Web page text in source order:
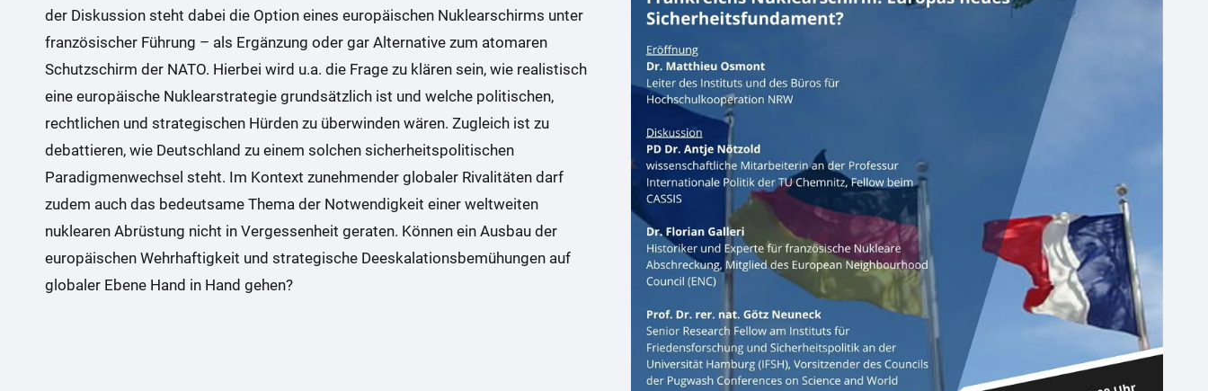
der Diskussion steht dabei die Option eines europäischen Nuklearschirms unter
französischer Führung – als Ergänzung oder gar Alternative zum atomaren
Schutzschirm der NATO. Hierbei wird u.a. die Frage zu klären sein, wie realistisch
eine europäische Nuklearstrategie grundsätzlich ist und welche politischen,
rechtlichen und strategischen Hürden zu überwinden wären. Zugleich ist zu
debattieren, wie Deutschland zu einem solchen sicherheitspolitischen
Paradigmenwechsel steht. Im Kontext zunehmender globaler Rivalitäten darf
zudem auch das bedeutsame Thema der Notwendigkeit einer weltweiten
nuklearen Abrüstung nicht in Vergessenheit geraten. Können ein Ausbau der
europäischen Wehrhaftigkeit und strategische Deeskalationsbemühungen auf
globaler Ebene Hand in Hand gehen?